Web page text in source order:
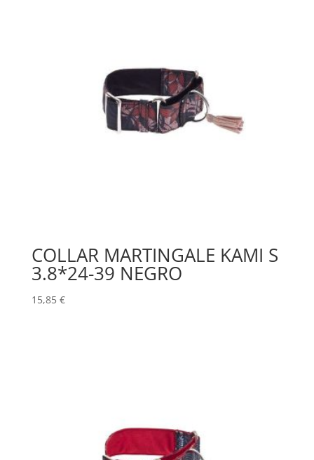
COLLAR MARTINGALE KAMI S
3.8*24-39 NEGRO
15,85 €